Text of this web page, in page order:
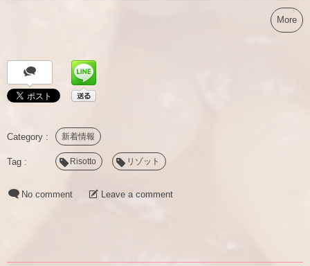
More
新着情報
Risotto リゾット
No comment Leave a comment